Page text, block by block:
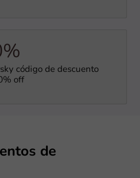
código de descuento
off
de